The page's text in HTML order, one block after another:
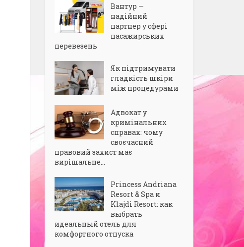
Вантур —
надійний
партнер у сфері
пасажирських
перевезень
Як підтримувати
гладкість шкіри
між процедурами
Адвокат у
кримінальних
справах: чому
своєчасний
правовий захист має
вирішальне...
Princess Andriana
Resort & Spa и
Klajdi Resort: как
выбрать
идеальный отель для
комфортного отпуска